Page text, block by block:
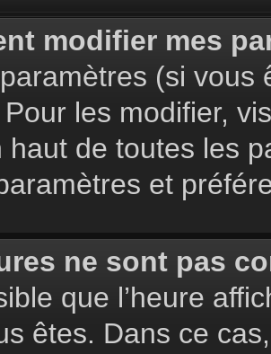
modifier mes
(si
les modifier,
haut de toutes les
et
ne sont pas
que l’heure
êtes. Dans ce